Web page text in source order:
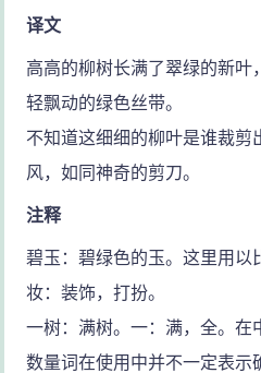
译文
高高的柳树长满了翠绿的新叶
轻飘动的绿色丝带。
不知道这细细的柳叶是谁裁剪
风，如同神奇的剪刀。
注释
碧玉：碧绿色的玉。这里用以
妆：装饰，打扮。
一树：满树。一：满，全。在
数量词在使用中并不一定表示